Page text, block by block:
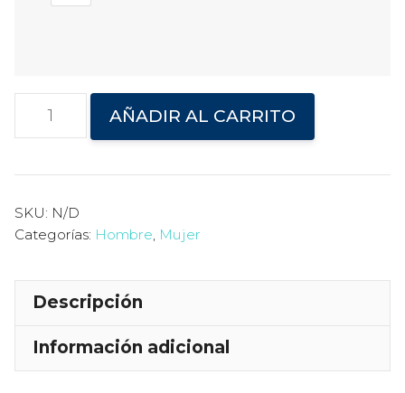
Adidas
The
Simpsons
AÑADIR AL CARRITO
SKU: N/D
Categorías: Hombre Mujer
Descripción
Información adicional